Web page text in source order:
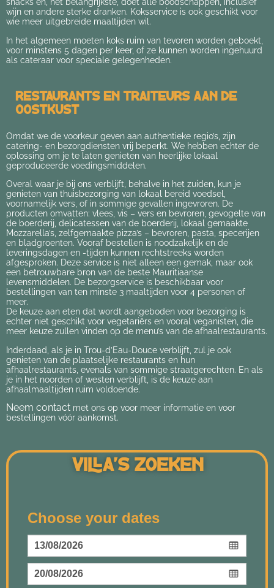
snacks en, het belangrijkste, doet alle boodschappen, inclusief
wijn en andere sterke dranken. Koksservice is ook geschikt voor
wie meer uitgebreide maaltijden wil.
In het algemeen moeten koks ruim van tevoren worden geboekt,
voor minstens 5 dagen per keer, of ze kunnen worden ingehuurd
als cateraar voor speciale gelegenheden.
Restaurants en traiteurs aan de
oostkust
Omdat we de voorkeur geven aan authentieke regio’s, zijn
catering- en bezorgdiensten vrij beperkt. We hebben echter de
oplossing om je te laten genieten van heerlijke lokaal
geproduceerde voedingsmiddelen.
Overal waar je bij ons verblijft, behalve in het zuiden, kun je
genieten van thuisbezorging van lokaal bereid voedsel,
voornamelijk vers, of in sommige gevallen ingevroren. De
producten omvatten: vlees, vis – vers en bevroren, gevogelte van
de boerderij, delicatessen van de boerderij, lokaal gemaakte
Mozzarella’s, zelfgemaakte pizza’s – bevroren, pasta, specerijen
en bladgroenten. Vooraf bestellen is noodzakelijk en de
leveringsdagen en -tijden kunnen rechtstreeks worden
afgesproken. Deze service is niet alleen een gemak, maar ook
een betrouwbare bron van de beste Mauritiaanse
levensmiddelen. De bezorgservice is beschikbaar voor
bestellingen van ten minste 3 maaltijden voor 4 personen of
meer.
De keuze aan eten dat wordt aangeboden voor bezorging is
echter niet geschikt voor vegetariërs en vooral veganisten, die
meer keuze zullen vinden op de menu’s van de afhaalrestaurants.
Inderdaad, als je in Trou-d’Eau-Douce verblijft, zul je ook
genieten van de plaatselijke restaurants en hun
afhaalrestaurants, evenals van sommige straatgerechten. En als
je in het noorden of westen verblijft, is de keuze aan
afhaalmaaltijden ruim voldoende.
Neem contact met ons op voor meer informatie en voor
bestellingen vóór aankomst.
Villa's Zoeken
Choose your dates